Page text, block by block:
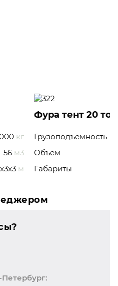
кг
56 м3
м
Фура тент 20
Грузоподъёмность
Объём
Габариты